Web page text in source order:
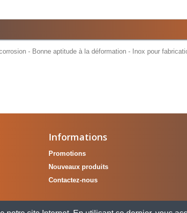
- Bonne aptitude à la déformation - Inox pour
Informations
Promotions
Nouveaux produits
Contactez-nous